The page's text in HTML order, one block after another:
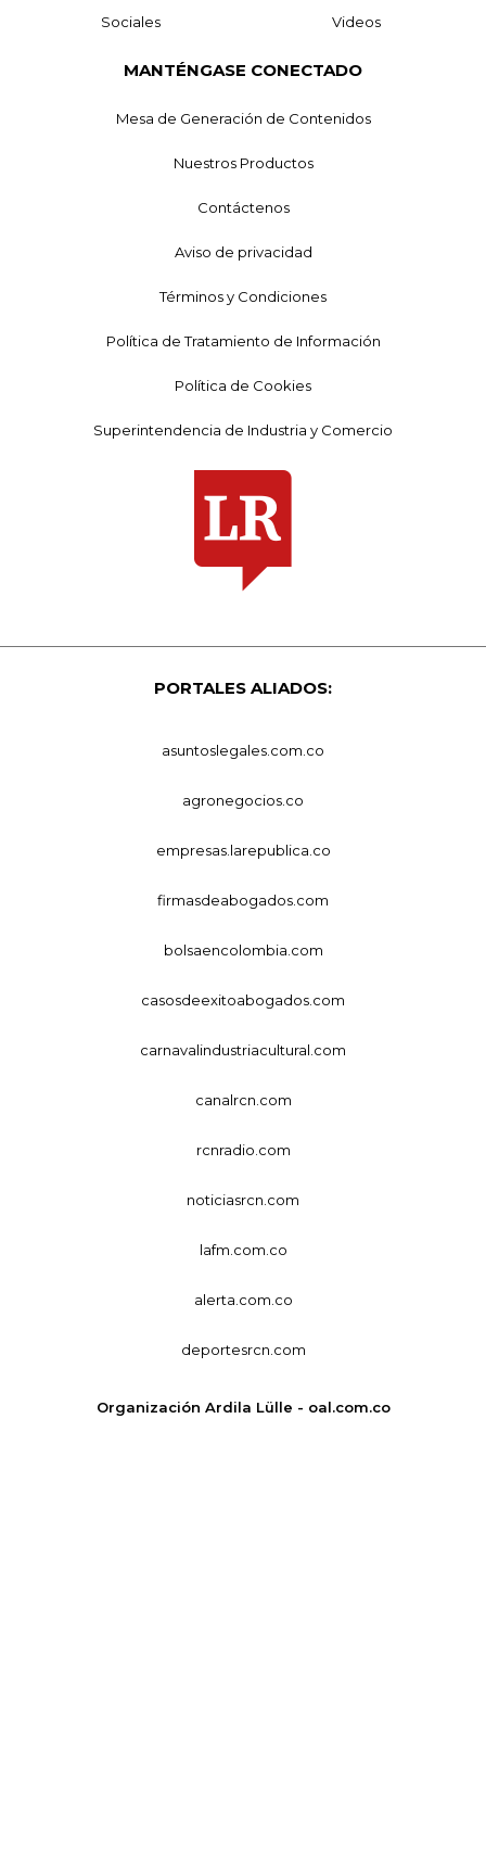
Sociales Videos
MANTÉNGASE CONECTADO
Mesa de Generación de Contenidos
Nuestros Productos
Contáctenos
Aviso de privacidad
Términos y Condiciones
Política de Tratamiento de Información
Política de Cookies
Superintendencia de Industria y Comercio
PORTALES ALIADOS:
asuntoslegales.com.co
agronegocios.co
empresas.larepublica.co
firmasdeabogados.com
bolsaencolombia.com
casosdeexitoabogados.com
carnavalindustriacultural.com
canalrcn.com
rcnradio.com
noticiasrcn.com
lafm.com.co
alerta.com.co
deportesrcn.com
Organización Ardila Lülle - oal.com.co